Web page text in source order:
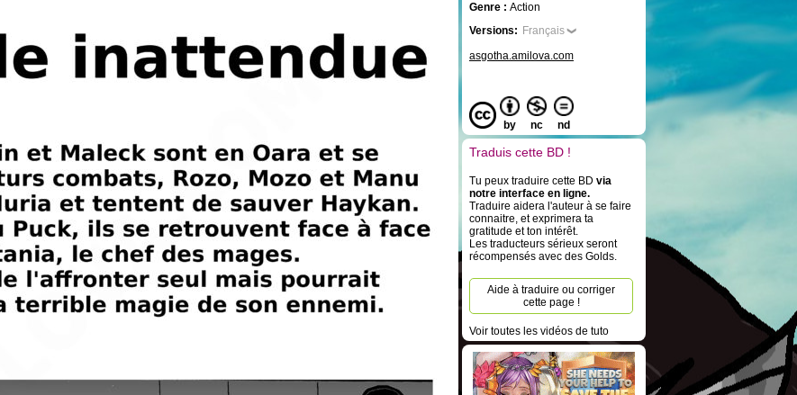
Genre : Action
Versions: Français
asgotha.amilova.com
by nc nd
Traduis cette BD !
Tu peux traduire cette BD via
notre interface en ligne.
Traduire aidera l'auteur à se faire
connaitre, et exprimera ta
gratitude et ton intérêt.
Les traducteurs sérieux seront
récompensés avec des Golds.
Aide à traduire ou corriger
cette page !
Voir toutes les vidéos de tuto